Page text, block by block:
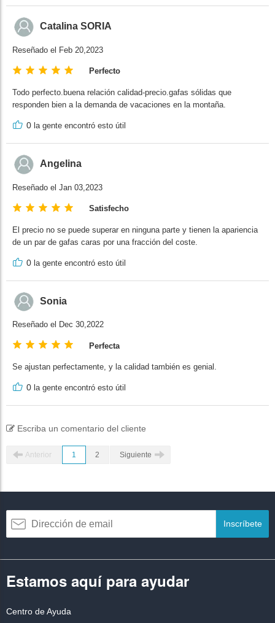
Catalina SORIA
Reseñado el Feb 20,2023
Perfecto
Todo perfecto.buena relación calidad-precio.gafas sólidas que
responden bien a la demanda de vacaciones en la montaña.
0 la gente encontró esto útil
Angelina
Reseñado el Jan 03,2023
Satisfecho
El precio no se puede superar en ninguna parte y tienen la apariencia
de un par de gafas caras por una fracción del coste.
0 la gente encontró esto útil
Sonia
Reseñado el Dec 30,2022
Perfecta
Se ajustan perfectamente, y la calidad también es genial.
0 la gente encontró esto útil
Escriba un comentario del cliente
Anterior 1 2 Siguiente
Inscríbete
Estamos aquí para ayudar
Centro de Ayuda